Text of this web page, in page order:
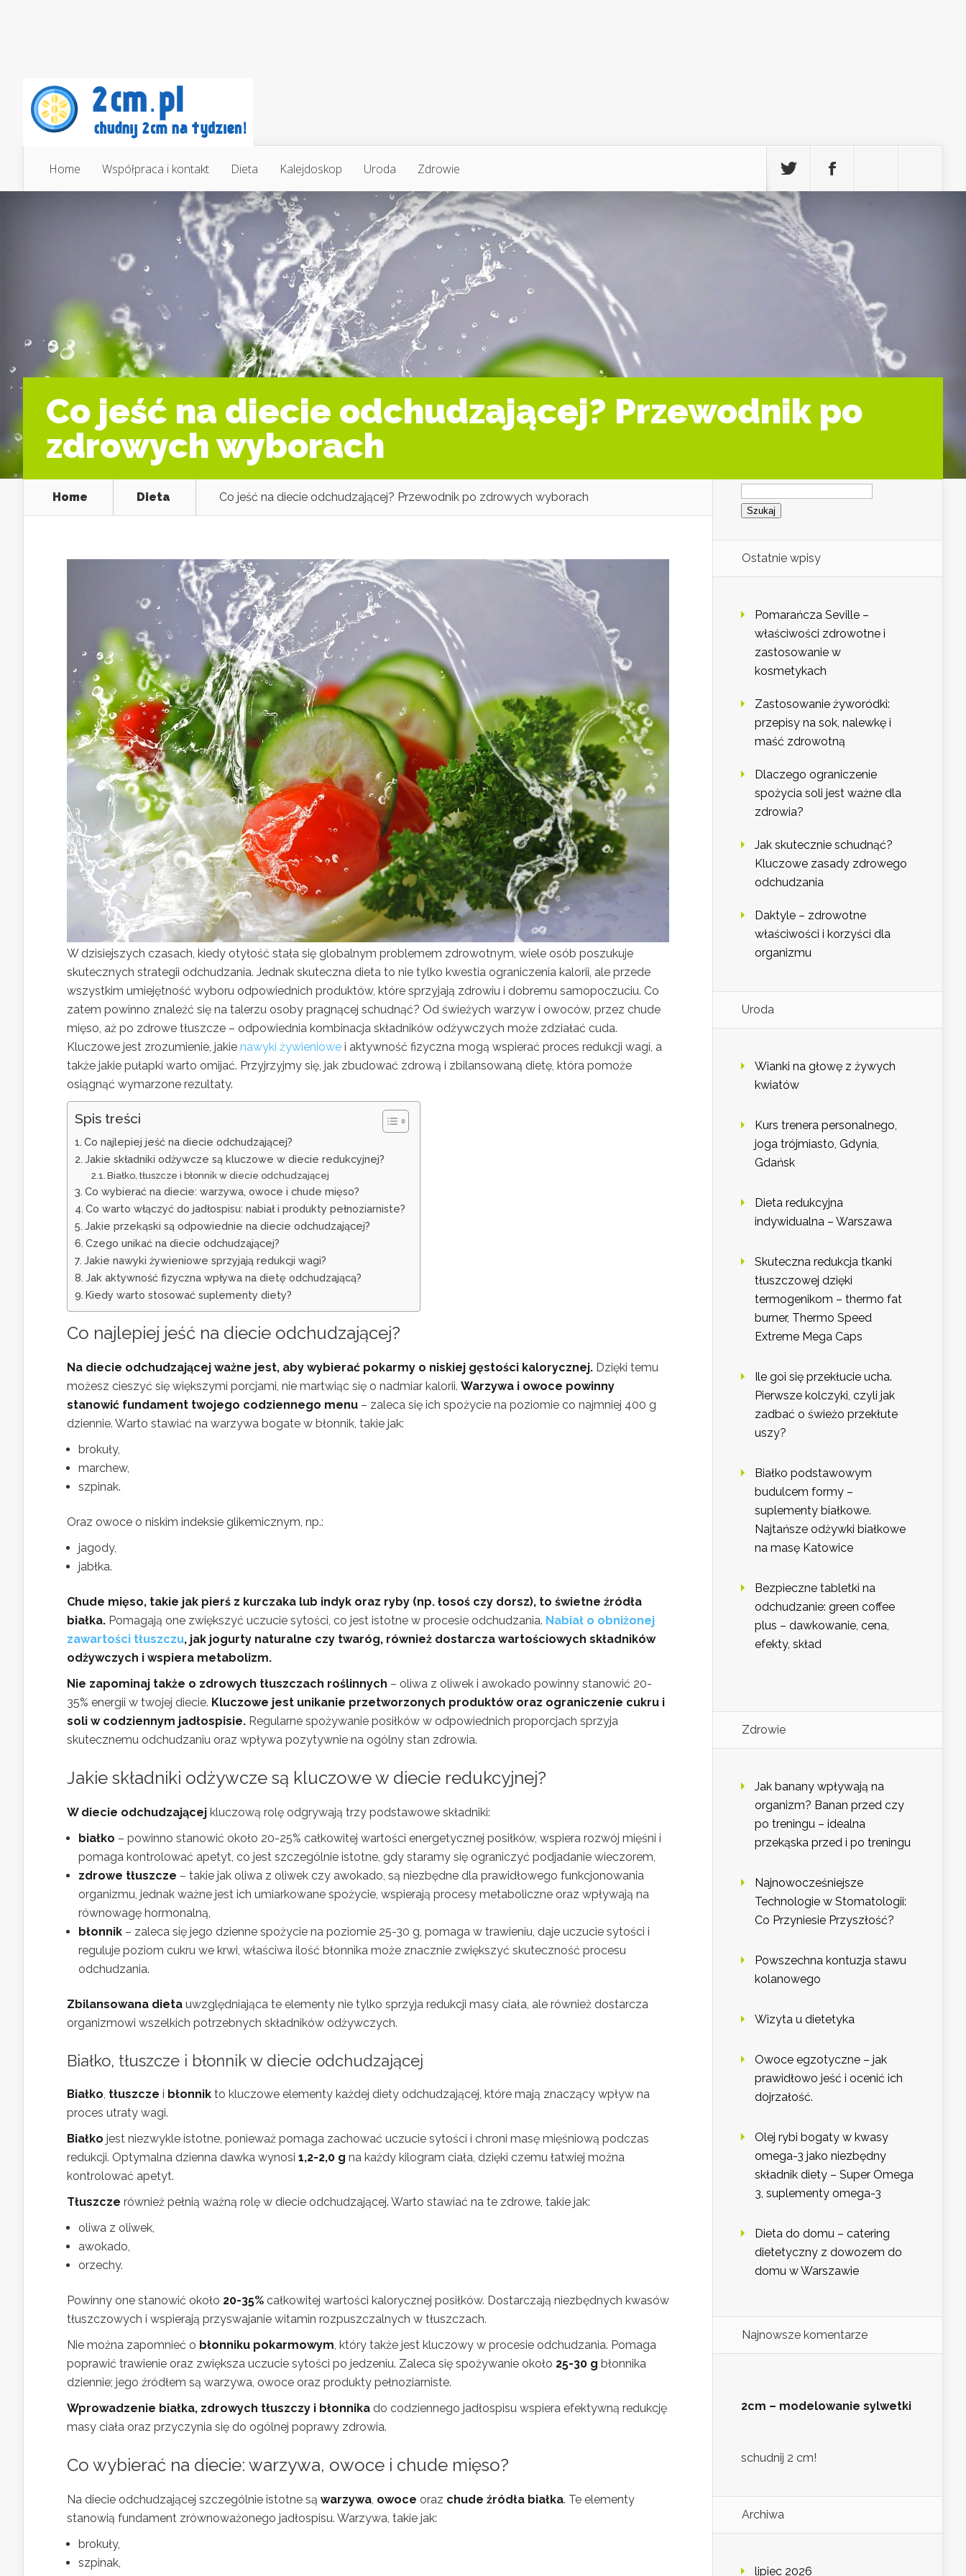
Home Współpraca i kontakt Dieta Kalejdoskop Uroda Zdrowie
Co jeść na diecie odchudzającej? Przewodnik po
zdrowych wyborach
Home Dieta Co jeść na diecie odchudzającej? Przewodnik po zdrowych wyborach
W dzisiejszych czasach, kiedy otyłość stała się globalnym problemem zdrowotnym, wiele osób poszukuje
skutecznych strategii odchudzania. Jednak skuteczna dieta to nie tylko kwestia ograniczenia kalorii, ale przede
wszystkim umiejętność wyboru odpowiednich produktów, które sprzyjają zdrowiu i dobremu samopoczuciu. Co
zatem powinno znaleźć się na talerzu osoby pragnącej schudnąć? Od świeżych warzyw i owoców, przez chude
mięso, aż po zdrowe tłuszcze – odpowiednia kombinacja składników odżywczych może zdziałać cuda.
Kluczowe jest zrozumienie, jakie nawyki żywieniowe i aktywność fizyczna mogą wspierać proces redukcji wagi, a
także jakie pułapki warto omijać. Przyjrzyjmy się, jak zbudować zdrową i zbilansowaną dietę, która pomoże
osiągnąć wymarzone rezultaty.
Spis treści
Co najlepiej jeść na diecie odchudzającej?
Jakie składniki odżywcze są kluczowe w diecie redukcyjnej?
Białko, tłuszcze i błonnik w diecie odchudzającej
Co wybierać na diecie: warzywa, owoce i chude mięso?
Co warto włączyć do jadłospisu: nabiał i produkty pełnoziarniste?
Jakie przekąski są odpowiednie na diecie odchudzającej?
Czego unikać na diecie odchudzającej?
Jakie nawyki żywieniowe sprzyjają redukcji wagi?
Jak aktywność fizyczna wpływa na dietę odchudzającą?
Kiedy warto stosować suplementy diety?
Co najlepiej jeść na diecie odchudzającej?
Na diecie odchudzającej ważne jest, aby wybierać pokarmy o niskiej gęstości kalorycznej. Dzięki temu
możesz cieszyć się większymi porcjami, nie martwiąc się o nadmiar kalorii. Warzywa i owoce powinny
stanowić fundament twojego codziennego menu – zaleca się ich spożycie na poziomie co najmniej 400 g
dziennie. Warto stawiać na warzywa bogate w błonnik, takie jak:
brokuły,
marchew,
szpinak.
Oraz owoce o niskim indeksie glikemicznym, np.:
jagody,
jabłka.
Chude mięso, takie jak pierś z kurczaka lub indyk oraz ryby (np. łosoś czy dorsz), to świetne źródła
białka. Pomagają one zwiększyć uczucie sytości, co jest istotne w procesie odchudzania. Nabiał o obniżonej
zawartości tłuszczu, jak jogurty naturalne czy twaróg, również dostarcza wartościowych składników
odżywczych i wspiera metabolizm.
Nie zapominaj także o zdrowych tłuszczach roślinnych – oliwa z oliwek i awokado powinny stanowić 20-
35% energii w twojej diecie. Kluczowe jest unikanie przetworzonych produktów oraz ograniczenie cukru i
soli w codziennym jadłospisie. Regularne spożywanie posiłków w odpowiednich proporcjach sprzyja
skutecznemu odchudzaniu oraz wpływa pozytywnie na ogólny stan zdrowia.
Jakie składniki odżywcze są kluczowe w diecie redukcyjnej?
W diecie odchudzającej kluczową rolę odgrywają trzy podstawowe składniki:
białko – powinno stanowić około 20-25% całkowitej wartości energetycznej posiłków, wspiera rozwój mięśni i
pomaga kontrolować apetyt, co jest szczególnie istotne, gdy staramy się ograniczyć podjadanie wieczorem,
zdrowe tłuszcze – takie jak oliwa z oliwek czy awokado, są niezbędne dla prawidłowego funkcjonowania
organizmu, jednak ważne jest ich umiarkowane spożycie, wspierają procesy metaboliczne oraz wpływają na
równowagę hormonalną,
błonnik – zaleca się jego dzienne spożycie na poziomie 25-30 g, pomaga w trawieniu, daje uczucie sytości i
reguluje poziom cukru we krwi, właściwa ilość błonnika może znacznie zwiększyć skuteczność procesu
odchudzania.
Zbilansowana dieta uwzględniająca te elementy nie tylko sprzyja redukcji masy ciała, ale również dostarcza
organizmowi wszelkich potrzebnych składników odżywczych.
Białko, tłuszcze i błonnik w diecie odchudzającej
Białko, tłuszcze i błonnik to kluczowe elementy każdej diety odchudzającej, które mają znaczący wpływ na
proces utraty wagi.
Białko jest niezwykle istotne, ponieważ pomaga zachować uczucie sytości i chroni masę mięśniową podczas
redukcji. Optymalna dzienna dawka wynosi 1,2-2,0 g na każdy kilogram ciała, dzięki czemu łatwiej można
kontrolować apetyt.
Tłuszcze również pełnią ważną rolę w diecie odchudzającej. Warto stawiać na te zdrowe, takie jak:
oliwa z oliwek,
awokado,
orzechy.
Powinny one stanowić około 20-35% całkowitej wartości kalorycznej posiłków. Dostarczają niezbędnych kwasów
tłuszczowych i wspierają przyswajanie witamin rozpuszczalnych w tłuszczach.
Nie można zapomnieć o błonniku pokarmowym, który także jest kluczowy w procesie odchudzania. Pomaga
poprawić trawienie oraz zwiększa uczucie sytości po jedzeniu. Zaleca się spożywanie około 25-30 g błonnika
dziennie; jego źródłem są warzywa, owoce oraz produkty pełnoziarniste.
Wprowadzenie białka, zdrowych tłuszczy i błonnika do codziennego jadłospisu wspiera efektywną redukcję
masy ciała oraz przyczynia się do ogólnej poprawy zdrowia.
Co wybierać na diecie: warzywa, owoce i chude mięso?
Na diecie odchudzającej szczególnie istotne są warzywa, owoce oraz chude źródła białka. Te elementy
stanowią fundament zrównoważonego jadłospisu. Warzywa, takie jak:
brokuły,
szpinak,
Szukaj:
Ostatnie wpisy
Pomarańcza Seville –
właściwości zdrowotne i
zastosowanie w
kosmetykach
Zastosowanie żyworódki:
przepisy na sok, nalewkę i
maść zdrowotną
Dlaczego ograniczenie
spożycia soli jest ważne dla
zdrowia?
Jak skutecznie schudnąć?
Kluczowe zasady zdrowego
odchudzania
Daktyle – zdrowotne
właściwości i korzyści dla
organizmu
Uroda
Wianki na głowę z żywych
kwiatów
Kurs trenera personalnego,
joga trójmiasto, Gdynia,
Gdańsk
Dieta redukcyjna
indywidualna – Warszawa
Skuteczna redukcja tkanki
tłuszczowej dzięki
termogenikom – thermo fat
burner, Thermo Speed
Extreme Mega Caps
Ile goi się przekłucie ucha.
Pierwsze kolczyki, czyli jak
zadbać o świeżo przekłute
uszy?
Białko podstawowym
budulcem formy –
suplementy białkowe.
Najtańsze odżywki białkowe
na masę Katowice
Bezpieczne tabletki na
odchudzanie: green coffee
plus – dawkowanie, cena,
efekty, skład
Zdrowie
Jak banany wpływają na
organizm? Banan przed czy
po treningu – idealna
przekąska przed i po treningu
Najnowocześniejsze
Technologie w Stomatologii:
Co Przyniesie Przyszłość?
Powszechna kontuzja stawu
kolanowego
Wizyta u dietetyka
Owoce egzotyczne – jak
prawidłowo jeść i ocenić ich
dojrzałość.
Olej rybi bogaty w kwasy
omega-3 jako niezbędny
składnik diety – Super Omega
3, suplementy omega-3
Dieta do domu – catering
dietetyczny z dowozem do
domu w Warszawie
Najnowsze komentarze
2cm – modelowanie sylwetki
schudnij 2 cm!
Archiwa
lipiec 2026